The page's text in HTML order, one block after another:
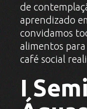
de
aprendizado
convidamos
alimentos
café social
I